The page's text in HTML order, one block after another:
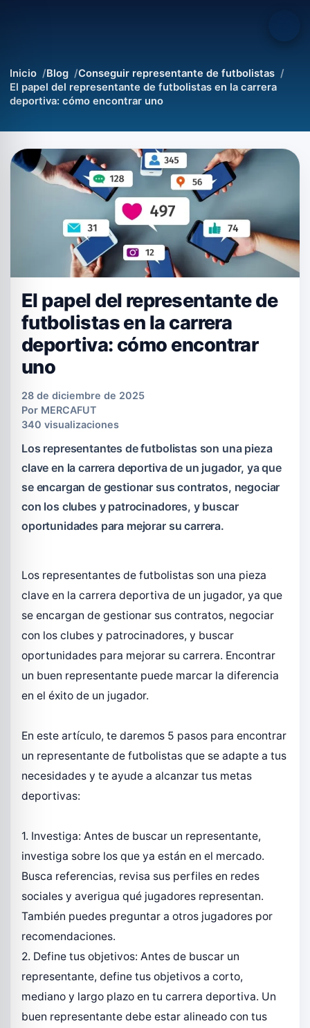
Inicio Blog
Conseguir representante de futbolistas
El papel del representante de futbolistas en la carrera
deportiva: cómo encontrar uno
El papel del representante de
futbolistas en la carrera
deportiva: cómo encontrar
uno
28 de diciembre de 2025
Por MERCAFUT
340 visualizaciones
Los representantes de futbolistas son una pieza
clave en la carrera deportiva de un jugador, ya que
se encargan de gestionar sus contratos, negociar
con los clubes y patrocinadores, y buscar
oportunidades para mejorar su carrera.
Los representantes de futbolistas son una pieza
clave en la carrera deportiva de un jugador, ya que
se encargan de gestionar sus contratos, negociar
con los clubes y patrocinadores, y buscar
oportunidades para mejorar su carrera. Encontrar
un buen representante puede marcar la diferencia
en el éxito de un jugador.
En este artículo, te daremos 5 pasos para encontrar
un representante de futbolistas que se adapte a tus
necesidades y te ayude a alcanzar tus metas
deportivas:
1. Investiga: Antes de buscar un representante,
investiga sobre los que ya están en el mercado.
Busca referencias, revisa sus perfiles en redes
sociales y averigua qué jugadores representan.
También puedes preguntar a otros jugadores por
recomendaciones.
2. Define tus objetivos: Antes de buscar un
representante, define tus objetivos a corto,
mediano y largo plazo en tu carrera deportiva. Un
buen representante debe estar alineado con tus